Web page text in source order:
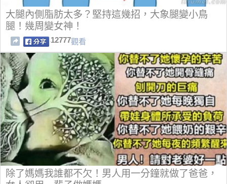
大腿內側脂肪太多？堅持這幾招，大象腿變小鳥
腿！幾周變女神！
12777觀看
除了媽媽我誰都不欠！男人用一分鐘就做了爸爸，